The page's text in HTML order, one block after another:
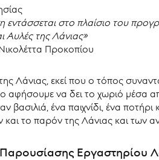
εντάσσεται στο πλαίσιο του
Αυλές της Λάνιας»
Προκοπίου
Λάνιας, εκεί που ο τόπος
αφήσουμε να δει το χωριό μέσα
βασιλιά, ένα παιχνίδι, ένα
και το παρόν της Λάνιας και των
Εργαστηρίου